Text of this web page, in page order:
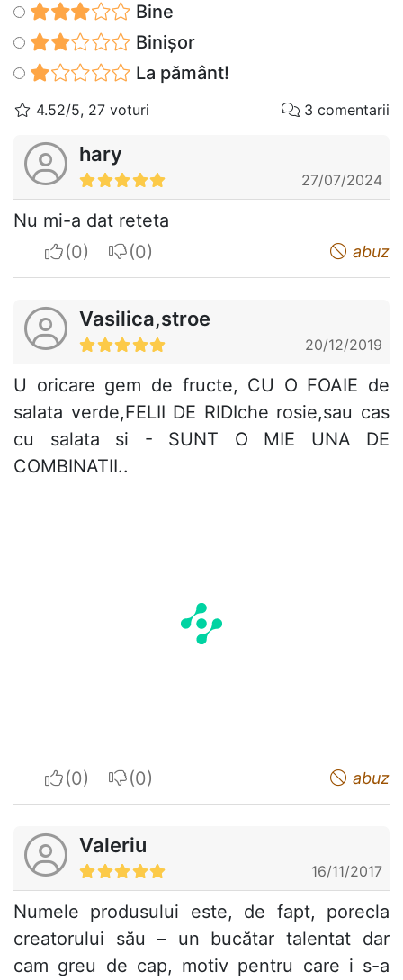
Bine
Binișor
La pământ!
4.52/5, 27 voturi 3 comentarii
hary
27/07/2024
Nu mi-a dat reteta
I apreciateI do not appreciate abuz
Vasilica,stroe
20/12/2019
U oricare gem de fructe, CU O FOAIE de
salata verde,FELII DE RIDIche rosie,sau cas
cu salata si - SUNT O MIE UNA DE
COMBINATII..
I apreciateI do not appreciate abuz
Valeriu
16/11/2017
Numele produsului este, de fapt, porecla
creatorului său – un bucătar talentat dar
cam greu de cap, motiv pentru care i s-a